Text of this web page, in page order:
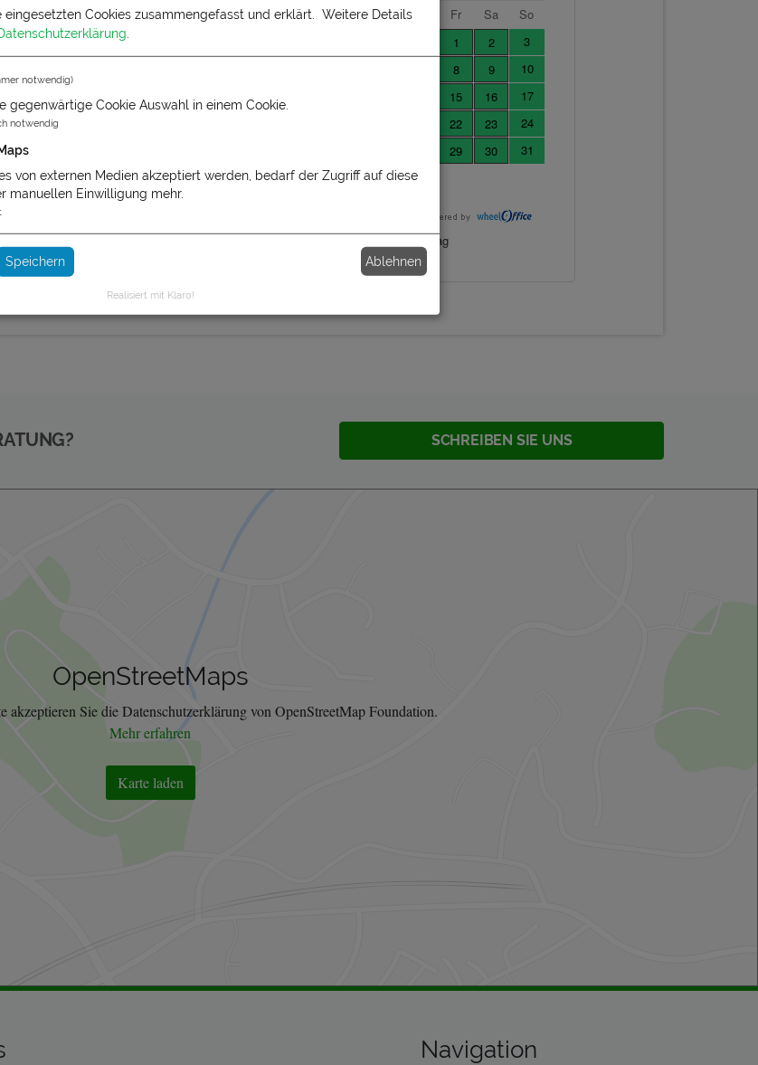
SCHREIBEN SIE UNS
OpenStreetMaps
akzeptieren Sie die Datenschutzerklärung von OpenStreetMap Foundation.
Mehr erfahren
Karte laden
Navigation
eingesetzten Cookies zusammengefasst und erklärt.
Weitere Details
notwendig)
gegenwärtige Cookie Auswahl in einem Cookie.
notwendig
von externen Medien akzeptiert werden, bedarf der Zugriff auf diese
manuellen Einwilligung mehr.
Speichern Ablehnen
Realisiert mit Klaro!